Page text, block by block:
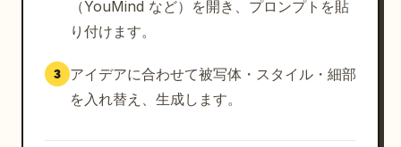
顔の極端なマクロクローズアップ。濡れたまつ毛と肌の質
感に焦点を当てる
（YouMind など）を開き、プロンプトを貼
り付けます。
3
アイデアに合わせて被写体・スタイル・細部
を入れ替え、生成します。